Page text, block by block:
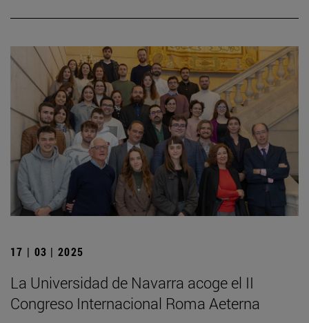
17 | 03 | 2025
La Universidad de Navarra acoge el II
Congreso Internacional Roma Aeterna